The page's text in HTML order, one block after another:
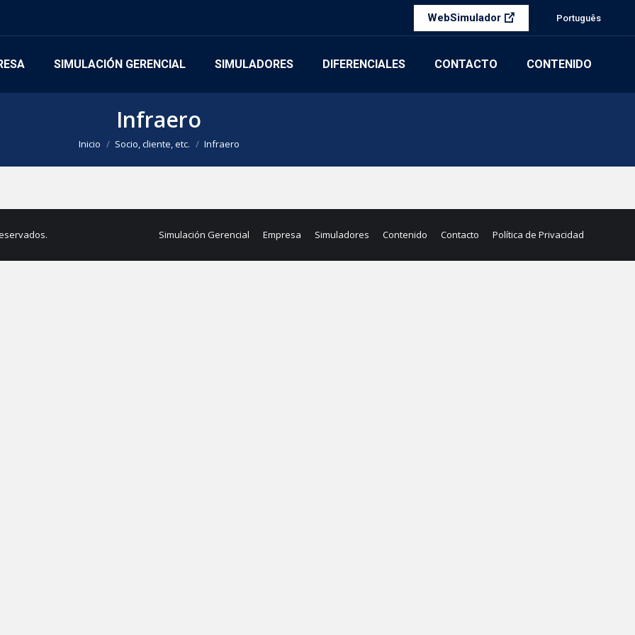
WebSimulador Português
SIMULACIÓN GERENCIAL SIMULADORES DIFERENCIALES CONTACTO CONTENIDO
Infraero
Estás aquí:
Inicio Socio, cliente, etc. Infraero
Simulación Gerencial Empresa Simuladores Contenido Contacto Política de Privacidad